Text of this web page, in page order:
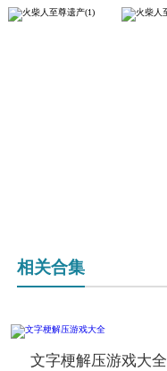
相关合集
文字梗解压游戏大全